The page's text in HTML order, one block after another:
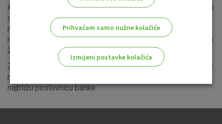
Ako se ne slažete s bilo kojom od ovih izmjena, imate pravo
otkazati ugovor i/ili povezani proizvod bez otkaznog roka i
naknade. To je potrebno napraviti najkasnije jedan dan prije
nego što ove izmjene stupe na snagu, odnosno do 30. lipnja
2026.
Za dodatna pitanja ili informacije, slobodno nas kontaktirajte
na besplatni info telefon 0800 21 00 21 ili se javite u
najbližu poslovnicu banke.
Prihvaćam samo nužne kolačiće
Izmijeni postavke kolačića